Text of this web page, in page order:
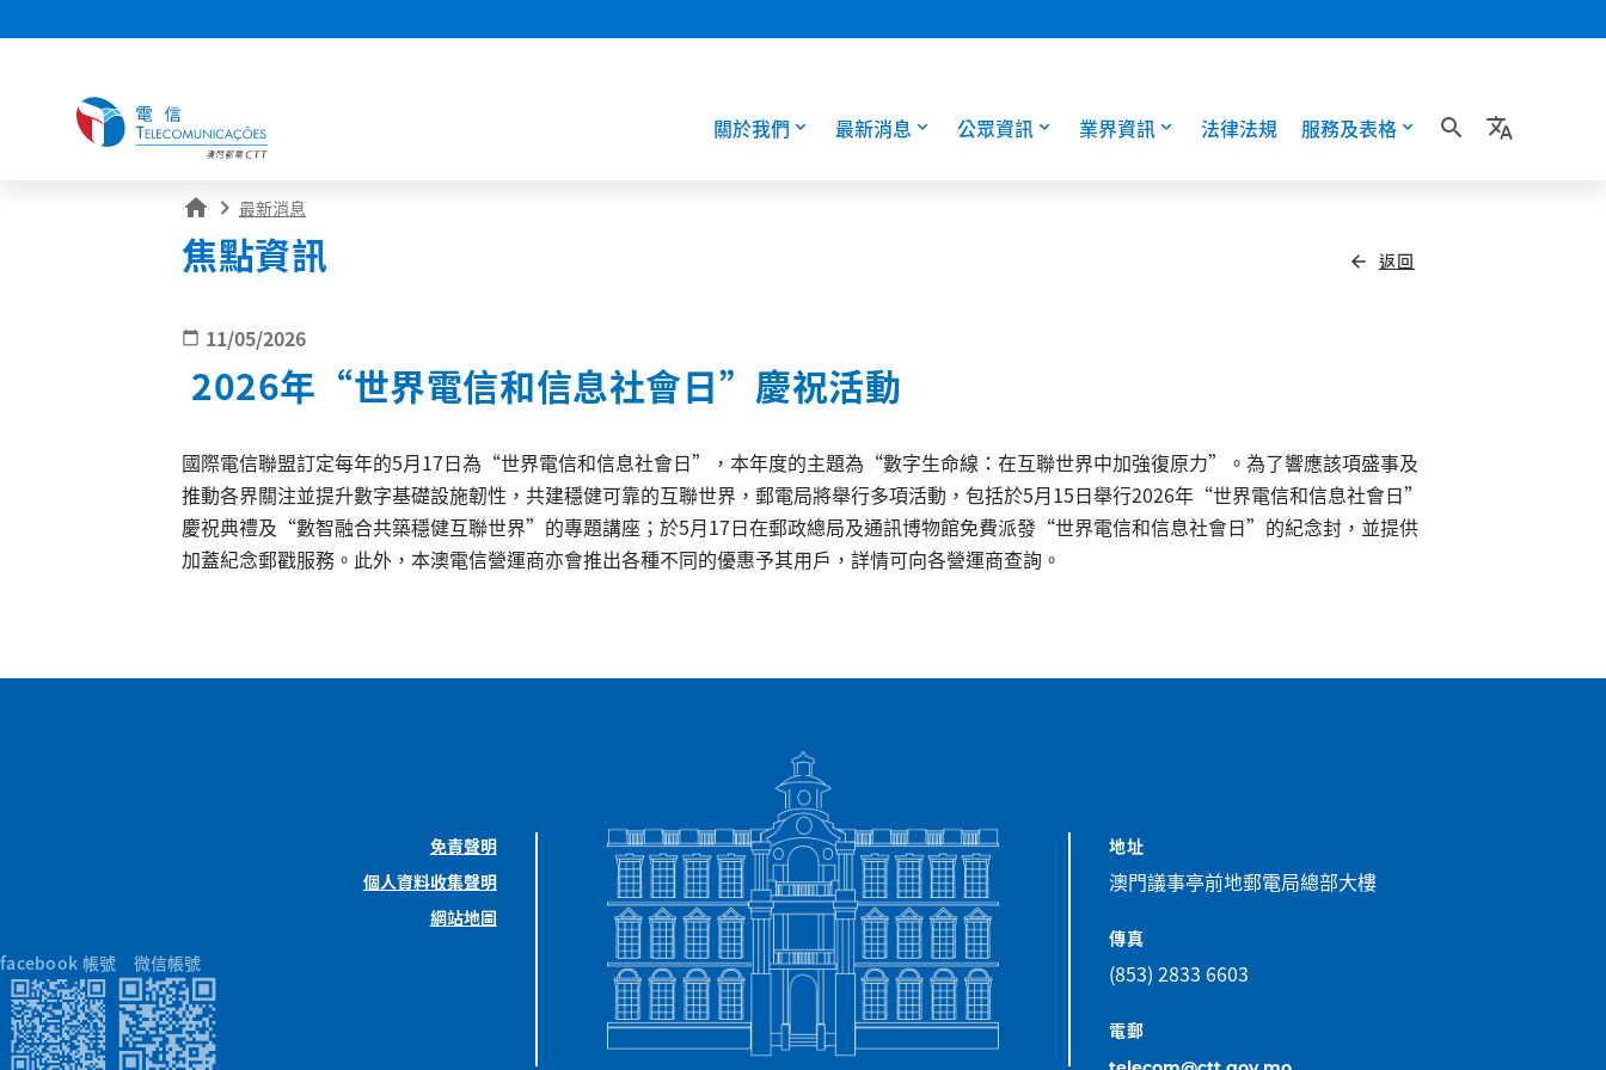
search translate
關於我們 最新消息 公眾資訊 業界資訊 法律法規 服務及表格
home 最新消息
焦點資訊 arrow_back 返回
calendar_today 11/05/2026
2026年“世界電信和信息社會日”慶祝活動
國際電信聯盟訂定每年的5月17日為“世界電信和信息社會日”，本年度的主題為“數字生命線：在互聯世界中加強復原力”。為了響應該項盛事及
推動各界關注並提升數字基礎設施韌性，共建穩健可靠的互聯世界，郵電局將舉行多項活動，包括於5月15日舉行2026年“世界電信和信息社會日”
慶祝典禮及“數智融合共築穩健互聯世界”的專題講座；於5月17日在郵政總局及通訊博物館免費派發“世界電信和信息社會日”的紀念封，並提供
加蓋紀念郵戳服務。此外，本澳電信營運商亦會推出各種不同的優惠予其用戶，詳情可向各營運商查詢。
地址
澳門議事亭前地郵電局總部大樓
傳真
(853) 2833 6603
電郵
facebook 帳號 微信帳號
免責聲明
個人資料收集聲明
網站地圖